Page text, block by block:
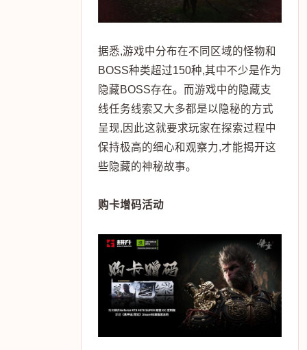
据悉,游戏中分布在不同区域的怪物和
BOSS种类超过150种,其中不少是作为
隐藏BOSS存在。而游戏中的隐藏支
线任务线索又大多都是以隐秘的方式
呈现,因此这就要求玩家在探索过程中
保持极高的细心和观察力,才能揭开这
些隐藏的神秘故事。
购卡增码活动